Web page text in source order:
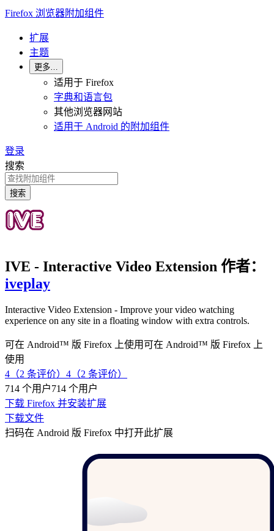
Firefox 浏览器附加组件
扩展
主题
更多…
适用于 Firefox
字典和语言包
其他浏览器网站
适用于 Android 的附加组件
登录
搜索
搜索
IVE - Interactive Video Extension 作者：
iveplay
Interactive Video Extension - Improve your video watching
experience on any site in a floating window with extra controls.
可在 Android™ 版 Firefox 上使用可在 Android™ 版 Firefox 上
使用
4（2 条评价） 4（2 条评价）
714 个用户714 个用户
下载 Firefox 并安装扩展
下载文件
扫码在 Android 版 Firefox 中打开此扩展